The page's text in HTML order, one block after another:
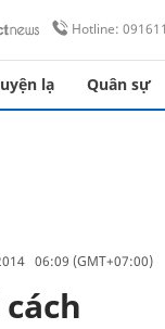
Hotline:
lạ Quân sự
06:09 (GMT+07:00)